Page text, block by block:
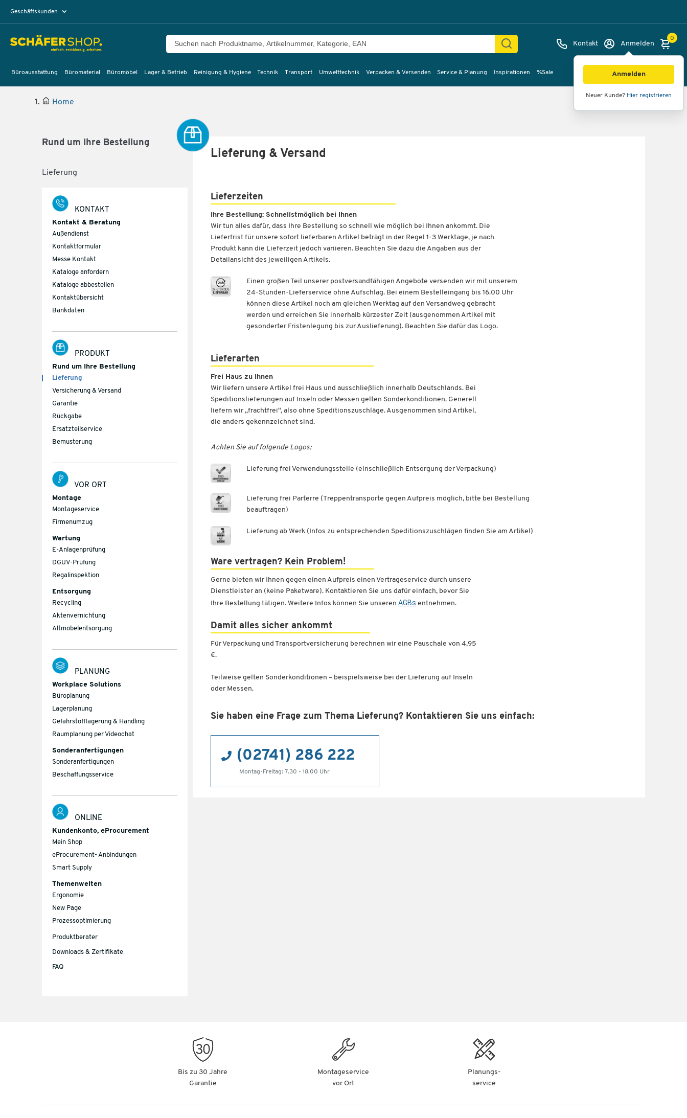
Geschäftskunden
Kontakt Anmelden
Anmelden
Neuer Kunde? Hier registrieren
0
Büroausstattung Büromaterial Büromöbel Lager & Betrieb Reinigung & Hygiene Technik Transport Umwelttechnik Verpacken & Versenden Service & Planung Inspirationen %Sale
Home
Rund um Ihre Bestellung
Lieferung
KONTAKT
Kontakt & Beratung
Außendienst
Kontaktformular
Messe Kontakt
Kataloge anfordern
Kataloge abbestellen
Kontaktübersicht
Bankdaten
PRODUKT
Rund um Ihre Bestellung
Lieferung
Versicherung & Versand
Garantie
Rückgabe
Ersatzteilservice
Bemusterung
VOR ORT
Montage
Montageservice
Firmenumzug
Wartung
E-Anlagenprüfung
DGUV-Prüfung
Regalinspektion
Entsorgung
Recycling
Aktenvernichtung
Altmöbelentsorgung
PLANUNG
Workplace Solutions
Büroplanung
Lagerplanung
Gefahrstofflagerung & Handling
Raumplanung per Videochat
Sonderanfertigungen
Sonderanfertigungen
Beschaffungsservice
ONLINE
Kundenkonto, eProcurement
Mein Shop
eProcurement- Anbindungen
Smart Supply
Themenwelten
Ergonomie
New Page
Prozessoptimierung
Produktberater
Downloads & Zertifikate
FAQ
Lieferung & Versand
Lieferzeiten
Ihre Bestellung: Schnellstmöglich bei Ihnen
Wir tun alles dafür, dass Ihre Bestellung so schnell wie möglich bei Ihnen ankommt. Die
Lieferfrist für unsere sofort lieferbaren Artikel beträgt in der Regel 1-3 Werktage, je nach
Produkt kann die Lieferzeit jedoch variieren. Beachten Sie dazu die Angaben aus der
Detailansicht des jeweiligen Artikels.
Einen großen Teil unserer postversandfähigen Angebote versenden wir mit unserem
24-Stunden-Lieferservice ohne Aufschlag. Bei einem Bestelleingang bis 16.00 Uhr
können diese Artikel noch am gleichen Werktag auf den Versandweg gebracht
werden und erreichen Sie innerhalb kürzester Zeit (ausgenommen Artikel mit
gesonderter Fristenlegung bis zur Auslieferung). Beachten Sie dafür das Logo.
Lieferarten
Frei Haus zu Ihnen
Wir liefern unsere Artikel frei Haus und ausschließlich innerhalb Deutschlands. Bei
Speditionslieferungen auf Inseln oder Messen gelten Sonderkonditionen. Generell
liefern wir „frachtfrei“, also ohne Speditionszuschläge. Ausgenommen sind Artikel,
die anders gekennzeichnet sind.
Achten Sie auf folgende Logos:
Lieferung frei Verwendungsstelle (einschließlich Entsorgung der Verpackung)
Lieferung frei Parterre (Treppentransporte gegen Aufpreis möglich, bitte bei Bestellung
beauftragen)
Lieferung ab Werk (Infos zu entsprechenden Speditionszuschlägen finden Sie am Artikel)
Ware vertragen? Kein Problem!
Gerne bieten wir Ihnen gegen einen Aufpreis einen Vertrageservice durch unsere
Dienstleister an (keine Paketware). Kontaktieren Sie uns dafür einfach, bevor Sie
Ihre Bestellung tätigen. Weitere Infos können Sie unseren AGBs entnehmen.
Damit alles sicher ankommt
Für Verpackung und Transportversicherung berechnen wir eine Pauschale von 4,95
€.
Teilweise gelten Sonderkonditionen – beispielsweise bei der Lieferung auf Inseln
oder Messen.
Sie haben eine Frage zum Thema Lieferung? Kontaktieren Sie uns einfach:
(02741) 286 222
Montag-Freitag: 7.30 - 18.00 Uhr
Bis zu 30 Jahre
Garantie
Montageservice
vor Ort
Planungs-
service